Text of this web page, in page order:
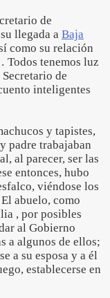
de
llegada a Baja
como su relación
tenemos luz
de
inteligentes
y tapistes,
padre trabajaban
al parecer, ser las
entonces, hubo
viéndose los
abuelo, como
, por posibles
al Gobierno
a algunos de ellos;
a su esposa y a él
establecerse en